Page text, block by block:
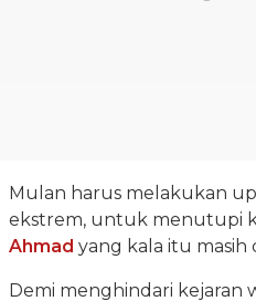
Mulan harus melakukan
ekstrem, untuk menutupi
Ahmad yang kala itu masih
Demi menghindari kejaran